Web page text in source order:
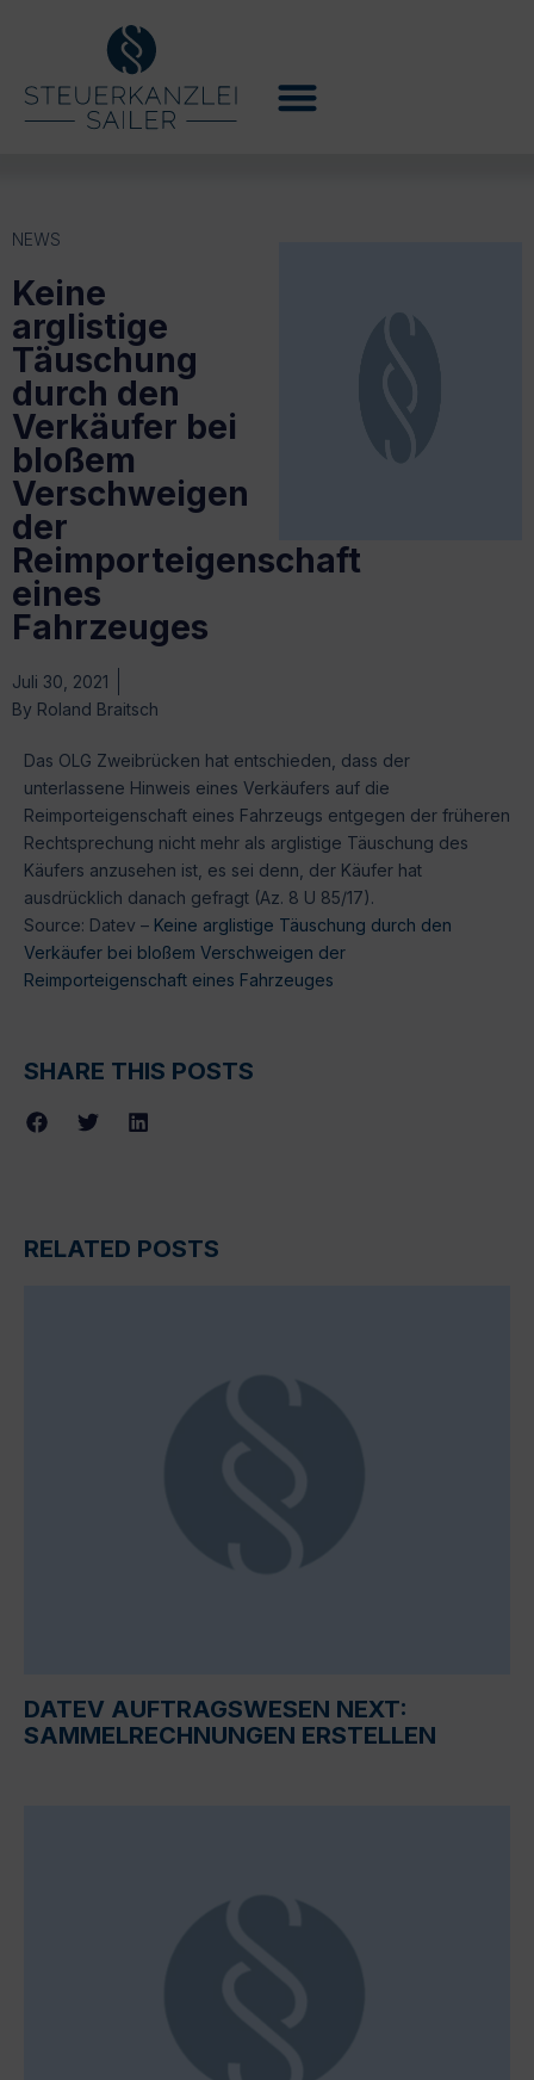
NEWS
Keine
arglistige
Täuschung
durch den
Verkäufer bei
bloßem
Verschweigen
der
Reimporteigenschaft
eines
Fahrzeuges
Juli 30, 2021
By Roland Braitsch
Das OLG Zweibrücken hat entschieden, dass der
unterlassene Hinweis eines Verkäufers auf die
Reimporteigenschaft eines Fahrzeugs entgegen der früheren
Rechtsprechung nicht mehr als arglistige Täuschung des
Käufers anzusehen ist, es sei denn, der Käufer hat
ausdrücklich danach gefragt (Az. 8 U 85/17).
Source: Datev – Keine arglistige Täuschung durch den
Verkäufer bei bloßem Verschweigen der
Reimporteigenschaft eines Fahrzeuges
SHARE THIS POSTS
RELATED POSTS
DATEV AUFTRAGSWESEN NEXT:
SAMMELRECHNUNGEN ERSTELLEN